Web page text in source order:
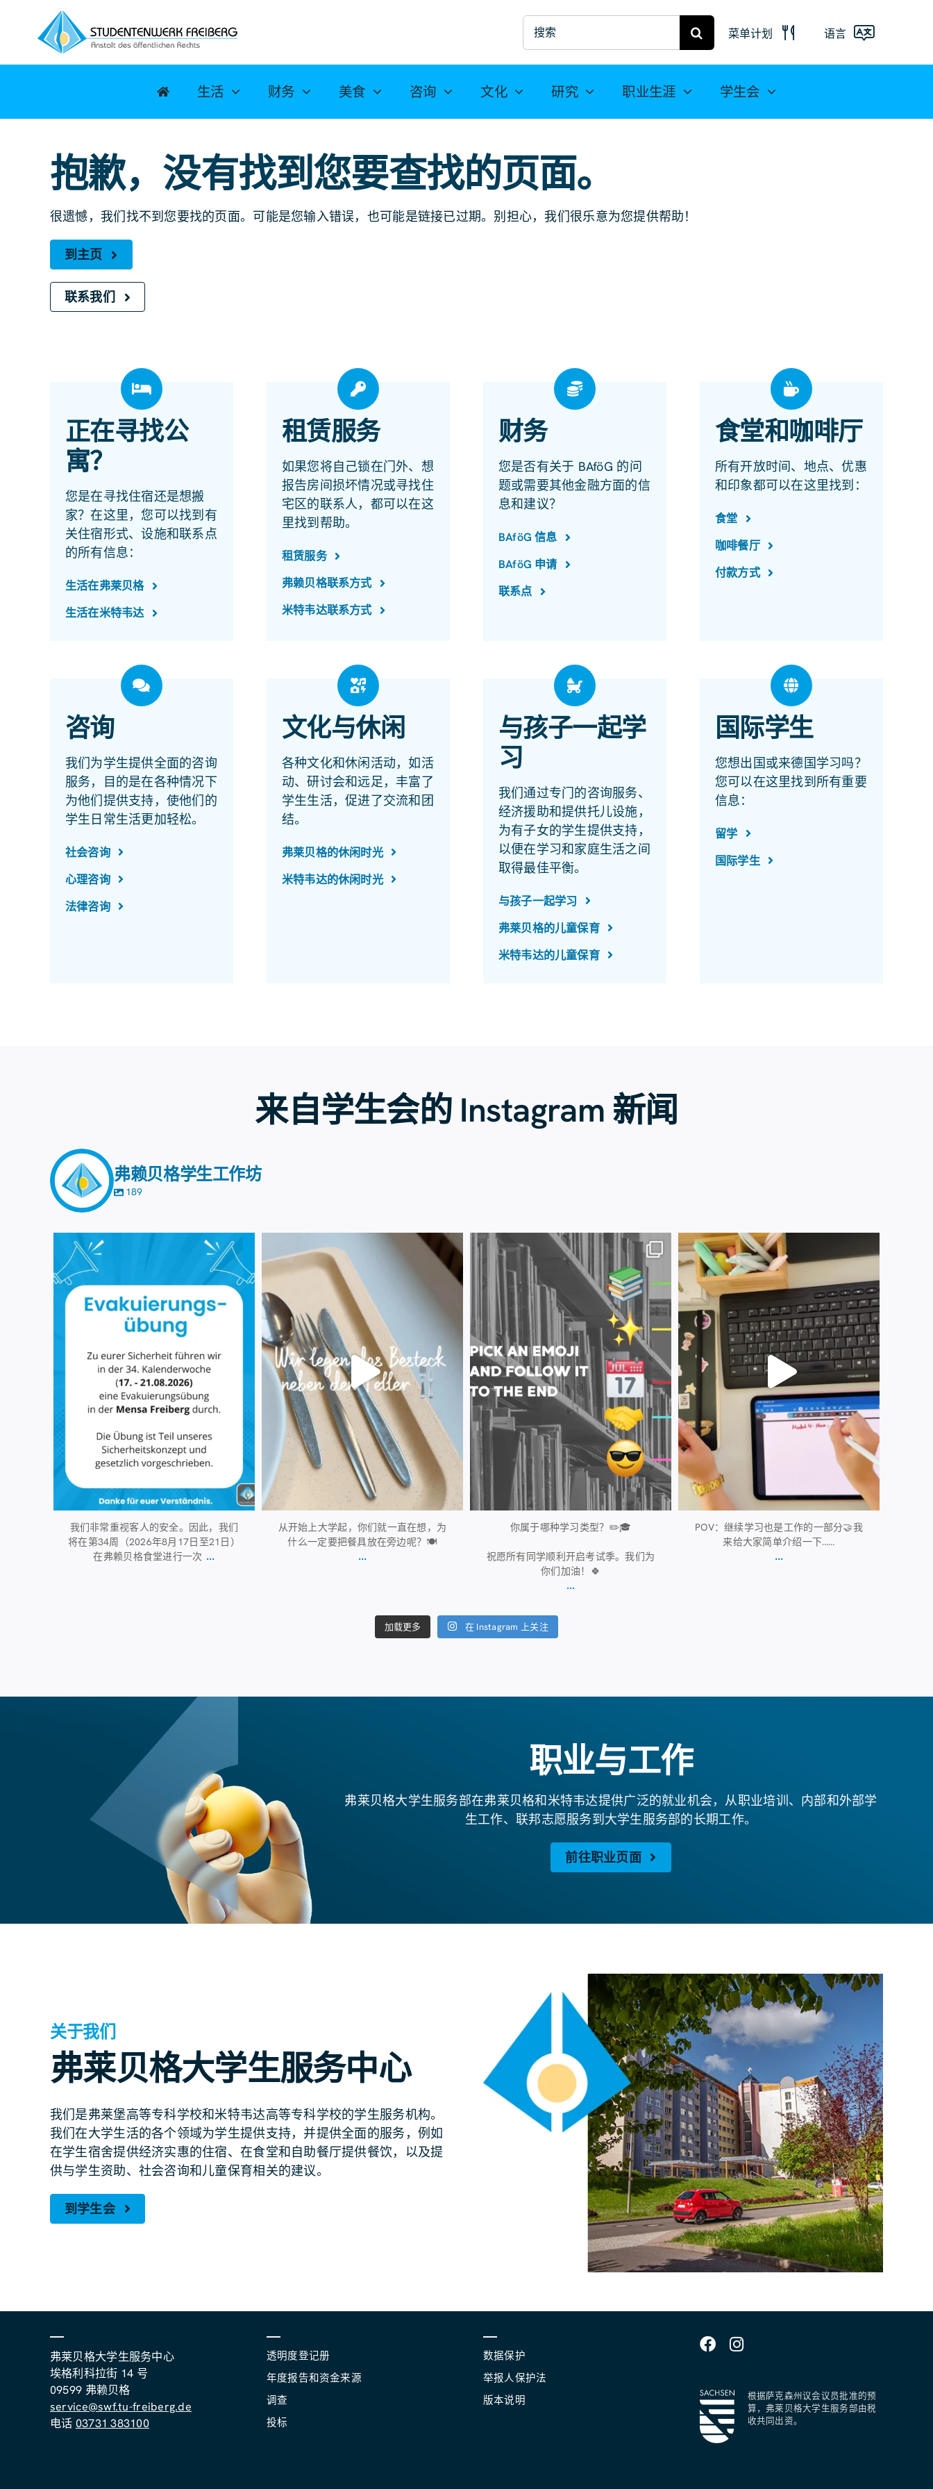
容
搜
索
菜单计划
弗赖贝格菜
饮计划
语言
English
生活 财务 美食 咨询 文化 研究 职业生涯 学生会
抱歉，没有找到您要查找的页面。
很遗憾，我们找不到您要找的页面。可能是您输入错误，也可能是链接已过期。别担心，我们很乐意为您提供帮助！
到主页
联系我们
正在寻找公
寓？
您是在寻找住宿还是想搬
家？在这里，您可以找到有
关住宿形式、设施和联系点
的所有信息：
生活在弗莱贝格
生活在米特韦达
租赁服务
如果您将自己锁在门外、想
报告房间损坏情况或寻找住
宅区的联系人，都可以在这
里找到帮助。
租赁服务
弗赖贝格联系方式
米特韦达联系方式
财务
您是否有关于 BAföG 的问
题或需要其他金融方面的信
息和建议？
BAföG 信息
BAföG 申请
联系点
食堂和咖啡厅
所有开放时间、地点、优惠
和印象都可以在这里找到：
食堂
咖啡餐厅
付款方式
咨询
我们为学生提供全面的咨询
服务，目的是在各种情况下
为他们提供支持，使他们的
学生日常生活更加轻松。
社会咨询
心理咨询
法律咨询
文化与休闲
各种文化和休闲活动，如活
动、研讨会和远足，丰富了
学生生活，促进了交流和团
结。
弗莱贝格的休闲时光
米特韦达的休闲时光
与孩子一起学
习
我们通过专门的咨询服务、
经济援助和提供托儿设施，
为有子女的学生提供支持，
以便在学习和家庭生活之间
取得最佳平衡。
与孩子一起学习
弗莱贝格的儿童保育
米特韦达的儿童保育
国际学生
您想出国或来德国学习吗？
您可以在这里找到所有重要
信息：
留学
国际学生
来自学生会的 Instagram 新闻
弗赖贝格学生工作坊
189
我们非常重视客人的安全。因此，我们
将在第34周（2026年8月17日至21日）
在弗赖贝格食堂进行一次 ...
224
从开始上大学起，你们就一直在想，为
什么一定要把餐具放在旁边呢？🍽️
...
7月20日
28
你属于哪种学习类型？✏️🎓
祝愿所有同学顺利开启考试季。我们为
你们加油！🍀
...
7月13日
61
POV：继续学习也是工作的一部分🤝我
来给大家简单介绍一下……
...
加载更多 在 Instagram 上关注
职业与工作
弗莱贝格大学生服务部在弗莱贝格和米特韦达提供广泛的就业机会，从职业培训、内部和外部学
生工作、联邦志愿服务到大学生服务部的长期工作。
前往职业页面
关于我们
弗莱贝格大学生服务中心
我们是弗莱堡高等专科学校和米特韦达高等专科学校的学生服务机构。
我们在大学生活的各个领域为学生提供支持，并提供全面的服务，例如
在学生宿舍提供经济实惠的住宿、在食堂和自助餐厅提供餐饮，以及提
供与学生资助、社会咨询和儿童保育相关的建议。
到学生会
弗莱贝格大学生服务中心
埃格利科拉街 14 号
09599 弗赖贝格
service@swf.tu-freiberg.de
电话 03731 383100
透明度登记册
年度报告和资金来源
调查
投标
数据保护
举报人保护法
版本说明
根据萨克森州议会议员批准的预
算，弗莱贝格大学生服务部由税
收共同出资。